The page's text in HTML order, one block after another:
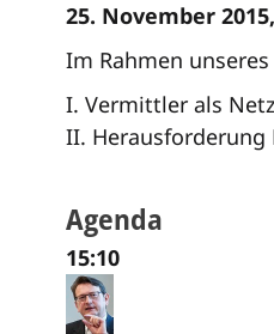
25. November
Im Rahmen
I. Vermittler als
II. Herausforderung
Agenda
15:10